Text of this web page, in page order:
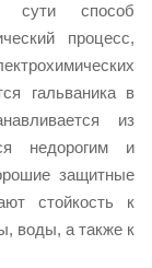
сути способ
процесс,
гальваника в
из
недорогим и
защитные
стойкость к
воды, а также к